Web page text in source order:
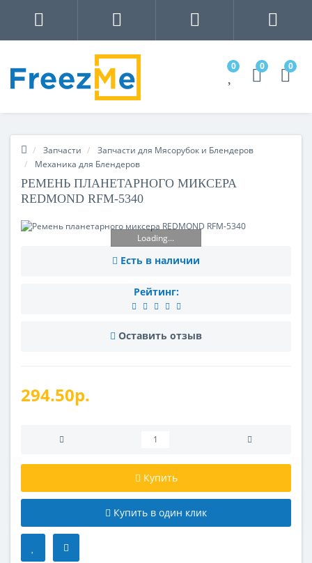
0 0 0
Запчасти
Запчасти для Мясорубок и Блендеров
Механика для Блендеров
РЕМЕНЬ ПЛАНЕТАРНОГО МИКСЕРА
REDMOND RFM-5340
Loading...
Есть в наличии
Рейтинг:
Оставить отзыв
294.50р.
Купить
Купить в один клик